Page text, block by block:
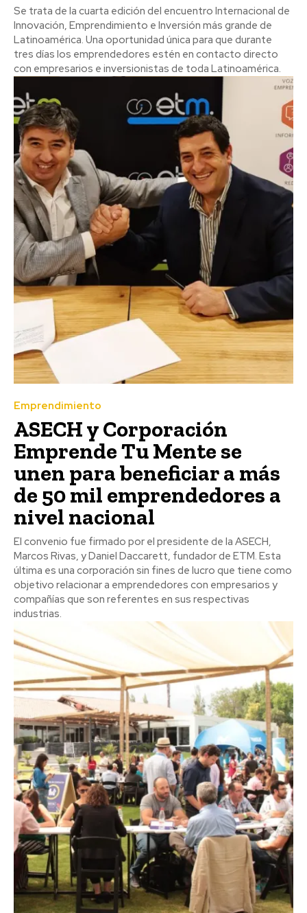
Se trata de la cuarta edición del encuentro Internacional de
Innovación, Emprendimiento e Inversión más grande de
Latinoamérica. Una oportunidad única para que durante
tres días los emprendedores estén en contacto directo
con empresarios e inversionistas de toda Latinoamérica.
Emprendimiento
ASECH y Corporación
Emprende Tu Mente se
unen para beneficiar a más
de 50 mil emprendedores a
nivel nacional
El convenio fue firmado por el presidente de la ASECH,
Marcos Rivas, y Daniel Daccarett, fundador de ETM. Esta
última es una corporación sin fines de lucro que tiene como
objetivo relacionar a emprendedores con empresarios y
compañías que son referentes en sus respectivas
industrias.